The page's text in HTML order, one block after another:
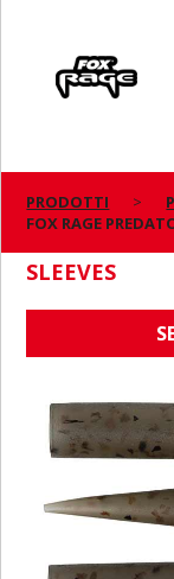
PRODOTTI
FOX RAGE
SLEEVES